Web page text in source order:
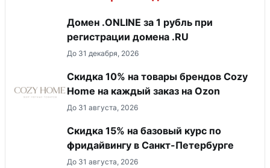
Домен .ONLINE за 1 рубль при
регистрации домена .RU
До 31 декабря, 2026
Скидка 10% на товары брендов Cozy
Home на каждый заказ на Оzon
До 31 августа, 2026
Скидка 15% на базовый курс по
фридайвингу в Санкт-Петербурге
До 31 августа, 2026